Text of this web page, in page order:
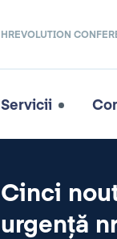
HREVOLUTION
Servicii
Cinci
urgență